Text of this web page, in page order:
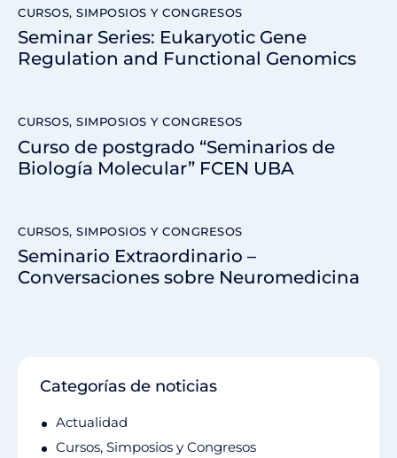
CURSOS, SIMPOSIOS Y CONGRESOS
Seminar Series: Eukaryotic Gene
Regulation and Functional Genomics
CURSOS, SIMPOSIOS Y CONGRESOS
Curso de postgrado “Seminarios de
Biología Molecular” FCEN UBA
CURSOS, SIMPOSIOS Y CONGRESOS
Seminario Extraordinario –
Conversaciones sobre Neuromedicina
Categorías de noticias
Actualidad
Cursos, Simposios y Congresos